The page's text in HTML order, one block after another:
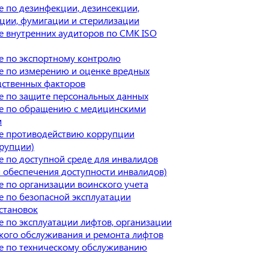
по дезинфекции, дезинсекции,
фумигации и стерилизации
внутренних аудиторов по СМК ISO
по экспортному контролю
по измерению и оценке вредных
факторов
по защите персональных данных
по обращению с медицинскими
противодействию коррупции
по доступной среде для инвалидов
доступности инвалидов)
по организации воинского учета
по безопасной эксплуатации
по эксплуатации лифтов, организации
обслуживания и ремонта лифтов
по техническому обслуживанию